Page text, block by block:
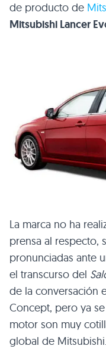
de producto de
Mitsubishi Lancer
La marca no ha
prensa al respecto,
pronunciadas ante
el transcurso del
de la conversación
Concept, pero ya
motor son muy
global de